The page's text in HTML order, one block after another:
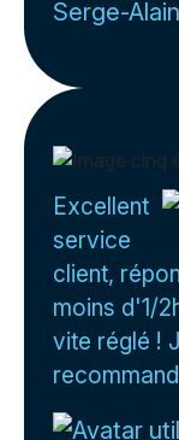
Serge-Alain
Excellent
service
client,
moins d'1/
vite réglé !